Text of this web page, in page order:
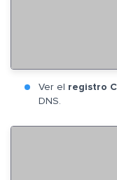
Ver el registro
DNS.